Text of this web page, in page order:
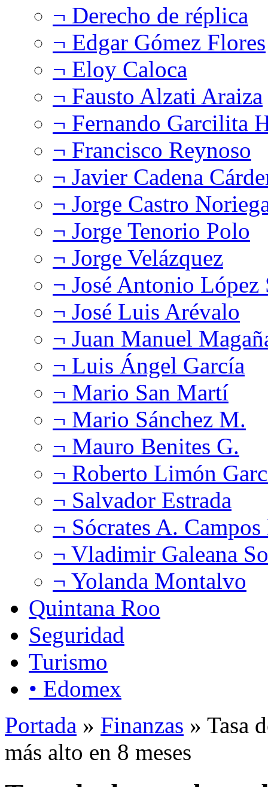
¬ Derecho de réplica
¬ Edgar Gómez Flores
¬ Eloy Caloca
¬ Fausto Alzati Araiza
¬ Fernando Garcilita
¬ Francisco Reynoso
¬ Javier Cadena
¬ Jorge Castro
¬ Jorge Tenorio Polo
¬ Jorge Velázquez
¬ José Antonio López
¬ José Luis Arévalo
¬ Juan Manuel
¬ Luis Ángel García
¬ Mario San Martí
¬ Mario Sánchez M.
¬ Mauro Benites G.
¬ Roberto Limón
¬ Salvador Estrada
¬ Sócrates A.
¬ Vladimir Galeana
¬ Yolanda Montalvo
Quintana Roo
Seguridad
Turismo
• Edomex
Portada » Finanzas » Tasa
más alto en 8 meses